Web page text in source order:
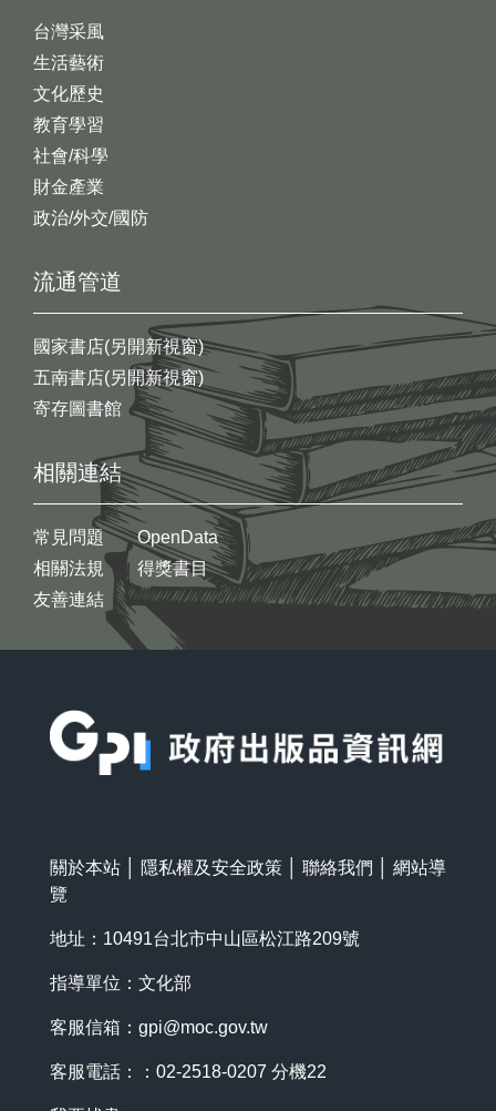
台灣采風
生活藝術
文化歷史
教育學習
社會/科學
財金產業
政治/外交/國防
流通管道
國家書店(另開新視窗)
五南書店(另開新視窗)
寄存圖書館
相關連結
常見問題
相關法規
友善連結
OpenData
得獎書目
關於本站 隱私權及安全政策 聯絡我們
網站導
覽
地址：10491台北市中山區松江路209號
指導單位：文化部
客服信箱： gpi@moc.gov.tw
客服電話：：02-2518-0207 分機22